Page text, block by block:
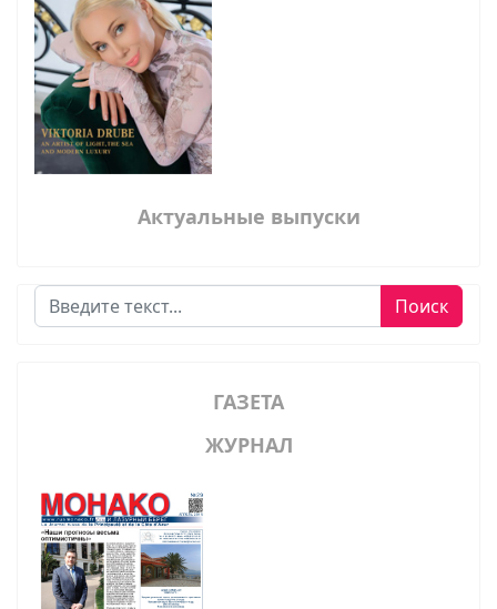
Актуальные выпуски
Поиск Поиск
ГАЗЕТА
ЖУРНАЛ